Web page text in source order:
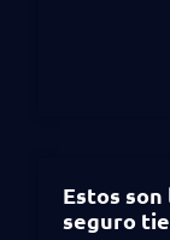
Estos
seguro